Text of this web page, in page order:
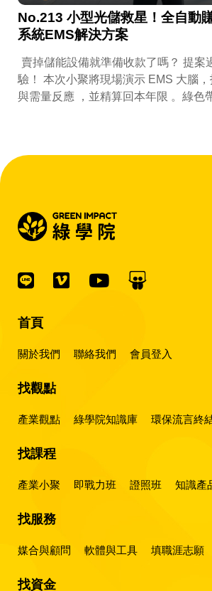
No.213 小型光儲救星！全自動
系統EMS解決方案
賣掉儲能設備就準備收款了嗎？ 提案
驗！ 本次小聚將現場演示 EMS 大腦
與需量反應 ，並精算回本年限 。綠色
首頁
關於我們 聯絡我們 會員登入
找觀點
產業觀點 綠學院知識庫 環保流言終
找課程
產業小聚 即戰力班 證照班 知識產
找服務
媒合與顧問 軟體與工具 填職涯志願
找資金